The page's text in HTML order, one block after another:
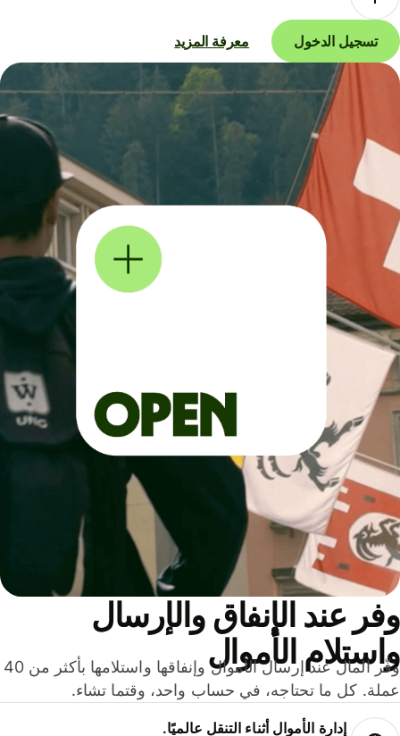
تسجيل الدخول معرفة المزيد
عند الإنفاق والإرسال
الأموال
وفّر المال عند إرسال الأموال وإنفاقها واستلامها بأكثر من 40
كل ما تحتاجه، في حساب واحد، وقتما تشاء.
إدارة الأموال أثناء التنقل عالميًا.